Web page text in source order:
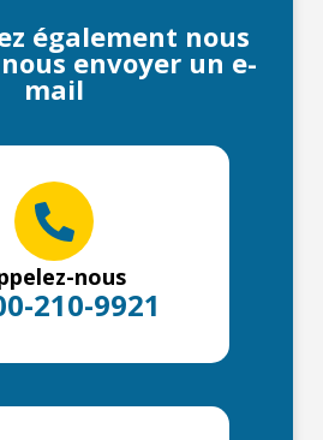
également nous
envoyer un e-
mail
nous
210-9921